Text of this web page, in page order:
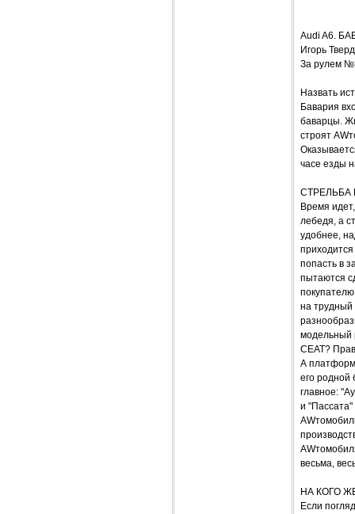
Audi A6.
Игорь
За рулем
Назвать
Бавария
баварцы.
строят
часе езды
СТРЕЛЬБА
Время
лебедя, а
удобнее,
попасть в
пытаются
на трудный
модельный
СЕАТ?
А
его родной
главное:
и "Пассата"
весьма,
НА КОГО
Если